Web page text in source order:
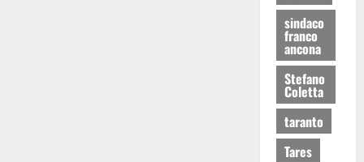
sindaco
franco
ancona
Stefano
Coletta
taranto
Tares